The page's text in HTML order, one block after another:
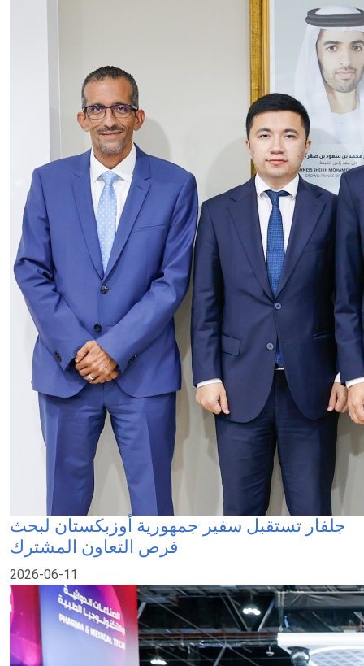
جلفار تستقبل سفير جمهورية أوزبكستان لبحث
فرص التعاون المشترك
2026-06-11